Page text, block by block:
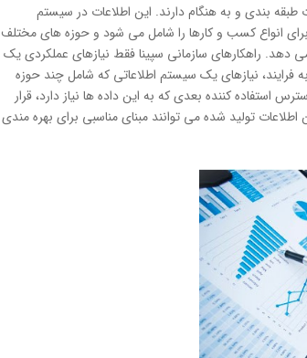
بندی و به هنگام دارند. این اطلاعات در سیستم
انواع كسب و كارها را شامل می شود و حوزه های مختلف
دهد. راهكارهای سازمانی سپینا فقط نیازهای عملکردی یک
به فرایند، نیازهای یک سیستم اطلاعاتی كه شامل چند حوزه
استفاده كننده بعدی که به این داده ها نیاز دارد، قرار
تولید شده می توانند مبنای مناسبی برای بهره مندی